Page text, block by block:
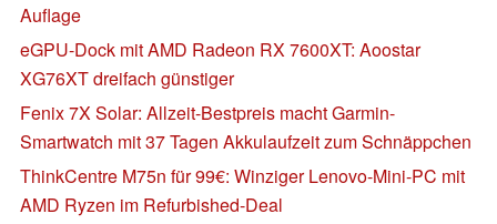
Auflage
eGPU-Dock mit AMD Radeon RX 7600XT: Aoostar
XG76XT dreifach günstiger
Fenix 7X Solar: Allzeit-Bestpreis macht Garmin-
Smartwatch mit 37 Tagen Akkulaufzeit zum Schnäppchen
ThinkCentre M75n für 99€: Winziger Lenovo-Mini-PC mit
AMD Ryzen im Refurbished-Deal